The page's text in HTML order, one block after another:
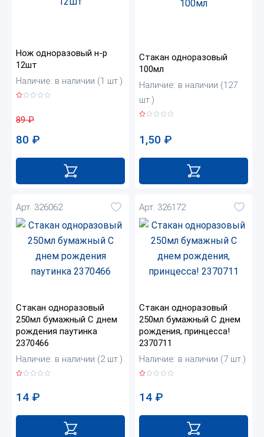
Нож одноразовый н-р
12шт
Наличие: в наличии (1 шт.)
89₽
80 ₽
Стакан одноразовый
100мл
Наличие: в наличии (127
шт.)
1,50 ₽
Арт. 326062
Стакан одноразовый
250мл бумажный С днем
рождения паутинка
2370466
Наличие: в наличии (2 шт.)
14 ₽
Арт. 326172
Стакан одноразовый
250мл бумажный С днем
рождения, принцесса!
2370711
Наличие: в наличии (7 шт.)
14 ₽